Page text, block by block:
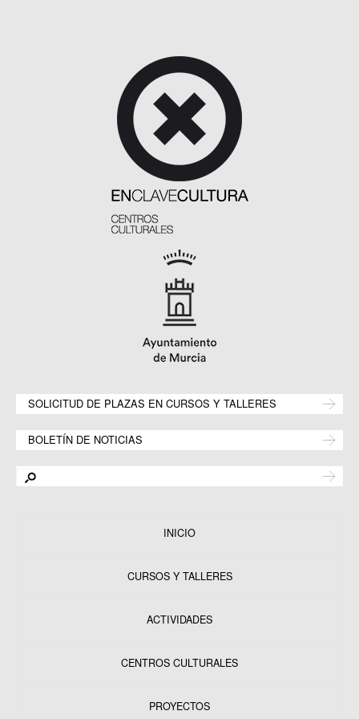
SOLICITUD DE PLAZAS EN CURSOS Y TALLERES
BOLETÍN DE NOTICIAS
INICIO
CURSOS Y TALLERES
ACTIVIDADES
CENTROS CULTURALES
PROYECTOS